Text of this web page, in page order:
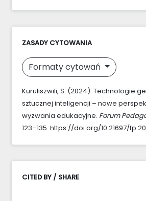
ZASADY CYTOWANIA
Formaty cytowań
Kuruliszwili, S. (2024). Technologie
sztucznej inteligencji – nowe
wyzwania edukacyjne. Forum
123–135. https://doi.org/10.21697/
CITED BY / SHARE